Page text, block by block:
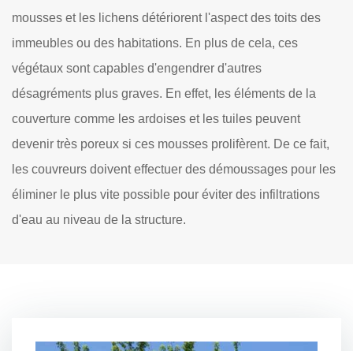
mousses et les lichens détériorent l'aspect des toits des
immeubles ou des habitations. En plus de cela, ces
végétaux sont capables d'engendrer d'autres
désagréments plus graves. En effet, les éléments de la
couverture comme les ardoises et les tuiles peuvent
devenir très poreux si ces mousses prolifèrent. De ce fait,
les couvreurs doivent effectuer des démoussages pour les
éliminer le plus vite possible pour éviter des infiltrations
d'eau au niveau de la structure.